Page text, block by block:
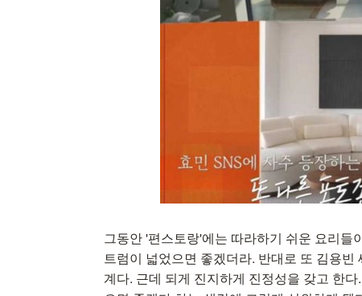
그동안 '편스토랑'에는 따라하기 쉬운 요리들
트럼이 넓었으면 좋겠더라. 반대로 또 김용
계다. 근데 되게 진지하게 진정성을 갖고 한